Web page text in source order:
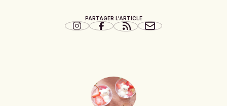
PARTAGER L'ARTICLE